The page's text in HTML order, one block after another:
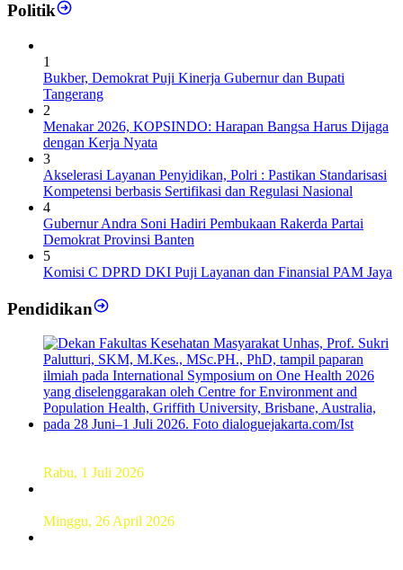
Politik
1
Bukber, Demokrat Puji Kinerja Gubernur dan Bupati
Tangerang
2
Menakar 2026, KOPSINDO: Harapan Bangsa Harus Dijaga
dengan Kerja Nyata
3
Akselerasi Layanan Penyidikan, Polri : Pastikan Standarisasi
Kompetensi berbasis Sertifikasi dan Regulasi Nasional
4
Gubernur Andra Soni Hadiri Pembukaan Rakerda Partai
Demokrat Provinsi Banten
5
Komisi C DPRD DKI Puji Layanan dan Finansial PAM Jaya
Pendidikan
Rabu, 1 Juli 2026
Minggu, 26 April 2026